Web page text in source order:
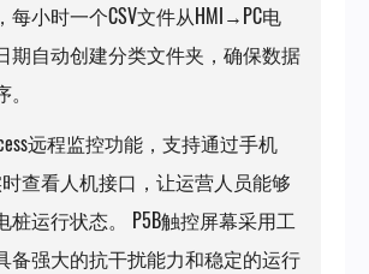
每小时一个CSV文件从HMI→PC电
期自动创建分类文件夹，确保数据
远程监控功能，支持通过手机
时查看人机接口，让运营人员能够
桩运行状态。 P5B触控屏幕采用工
备强大的抗干扰能力和稳定的运行